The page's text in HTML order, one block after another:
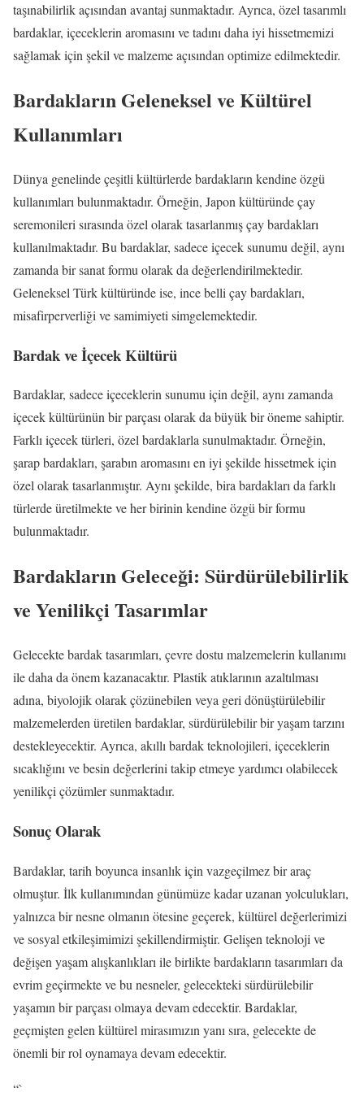
taşınabilirlik açısından avantaj sunmaktadır. Ayrıca, özel tasarımlı
bardaklar, içeceklerin aromasını ve tadını daha iyi hissetmemizi
sağlamak için şekil ve malzeme açısından optimize edilmektedir.
Bardakların Geleneksel ve Kültürel
Kullanımları
Dünya genelinde çeşitli kültürlerde bardakların kendine özgü
kullanımları bulunmaktadır. Örneğin, Japon kültüründe çay
seremonileri sırasında özel olarak tasarlanmış çay bardakları
kullanılmaktadır. Bu bardaklar, sadece içecek sunumu değil, aynı
zamanda bir sanat formu olarak da değerlendirilmektedir.
Geleneksel Türk kültüründe ise, ince belli çay bardakları,
misafirperverliği ve samimiyeti simgelemektedir.
Bardak ve İçecek Kültürü
Bardaklar, sadece içeceklerin sunumu için değil, aynı zamanda
içecek kültürünün bir parçası olarak da büyük bir öneme sahiptir.
Farklı içecek türleri, özel bardaklarla sunulmaktadır. Örneğin,
şarap bardakları, şarabın aromasını en iyi şekilde hissetmek için
özel olarak tasarlanmıştır. Aynı şekilde, bira bardakları da farklı
türlerde üretilmekte ve her birinin kendine özgü bir formu
bulunmaktadır.
Bardakların Geleceği: Sürdürülebilirlik
ve Yenilikçi Tasarımlar
Gelecekte bardak tasarımları, çevre dostu malzemelerin kullanımı
ile daha da önem kazanacaktır. Plastik atıklarının azaltılması
adına, biyolojik olarak çözünebilen veya geri dönüştürülebilir
malzemelerden üretilen bardaklar, sürdürülebilir bir yaşam tarzını
destekleyecektir. Ayrıca, akıllı bardak teknolojileri, içeceklerin
sıcaklığını ve besin değerlerini takip etmeye yardımcı olabilecek
yenilikçi çözümler sunmaktadır.
Sonuç Olarak
Bardaklar, tarih boyunca insanlık için vazgeçilmez bir araç
olmuştur. İlk kullanımından günümüze kadar uzanan yolculukları,
yalnızca bir nesne olmanın ötesine geçerek, kültürel değerlerimizi
ve sosyal etkileşimimizi şekillendirmiştir. Gelişen teknoloji ve
değişen yaşam alışkanlıkları ile birlikte bardakların tasarımları da
evrim geçirmekte ve bu nesneler, gelecekteki sürdürülebilir
yaşamın bir parçası olmaya devam edecektir. Bardaklar,
geçmişten gelen kültürel mirasımızın yanı sıra, gelecekte de
önemli bir rol oynamaya devam edecektir.
“`